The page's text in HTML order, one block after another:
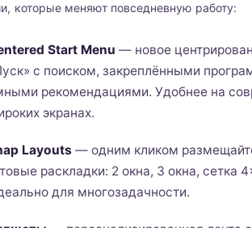
которые меняют повседневную работу:
Start Menu — новое
с поиском, закреплёнными
рекомендациями. Удобнее на
экранах.
Layouts — одним кликом
раскладки: 2 окна, 3 окна, сетка
для многозадачности.